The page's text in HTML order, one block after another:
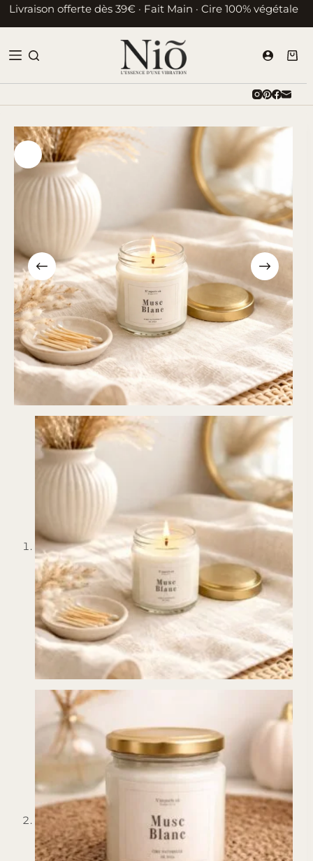
Passer
au
Livraison offerte dès 39€ · Fait Main · Cire 100% végétale